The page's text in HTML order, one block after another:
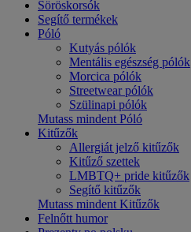
Söröskorsók
Segítő termékek
Póló
Kutyás pólók
Mentális egészség pólók
Morcica pólók
Streetwear pólók
Szülinapi pólók
Mutass mindent Póló
Kitűzők
Allergiát jelző kitűzők
Kitűző szettek
LMBTQ+ pride kitűzők
Segítő kitűzők
Mutass mindent Kitűzők
Felnőtt humor